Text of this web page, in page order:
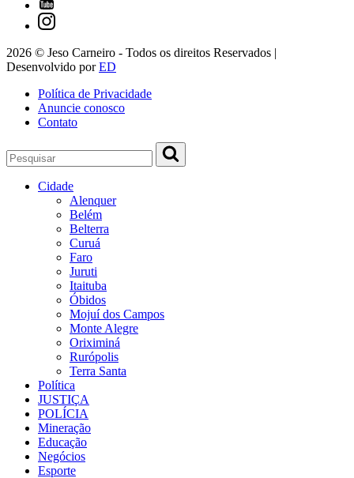
2026 © Jeso Carneiro - Todos os direitos Reservados |
Desenvolvido porED
Política de Privacidade
Anuncie conosco
Contato
Cidade
Alenquer
Belém
Belterra
Curuá
Faro
Juruti
Itaituba
Óbidos
Mojuí dos Campos
Monte Alegre
Oriximiná
Rurópolis
Terra Santa
Política
JUSTIÇA
POLÍCIA
Mineração
Educação
Negócios
Esporte